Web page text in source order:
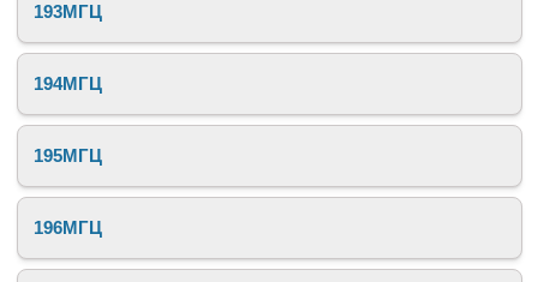
193МГЦ
194МГЦ
195МГЦ
196МГЦ